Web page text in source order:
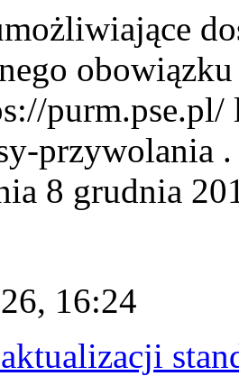
przywolania
8 grudnia
16:24